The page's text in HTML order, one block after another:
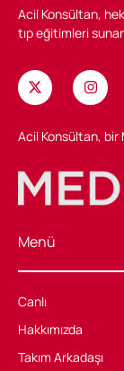
Acil Konsültan,
tıp eğitimleri
Acil Konsültan, bir
Menü
Canlı
Hakkımızda
Takım Arkadaşı